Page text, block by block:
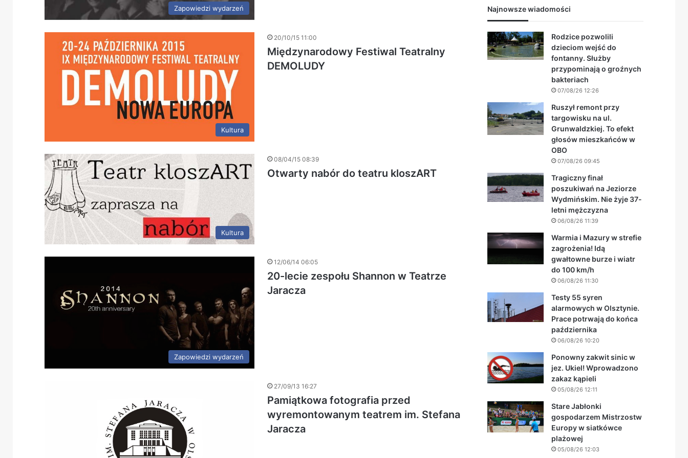
Zapowiedzi wydarzeń
Kultura
20/10/15 11:00
Międzynarodowy Festiwal Teatralny
DEMOLUDY
Kultura
08/04/15 08:39
Otwarty nabór do teatru kloszART
Zapowiedzi wydarzeń
12/06/14 06:05
20-lecie zespołu Shannon w Teatrze
Jaracza
27/09/13 16:27
Pamiątkowa fotografia przed
wyremontowanym teatrem im. Stefana
Jaracza
Najnowsze wiadomości
Rodzice pozwolili
dzieciom wejść do
fontanny. Służby
przypominają o groźnych
bakteriach
07/08/26 12:26
Ruszył remont przy
targowisku na ul.
Grunwaldzkiej. To efekt
głosów mieszkańców w
OBO
07/08/26 09:45
Tragiczny finał
poszukiwań na Jeziorze
Wydmińskim. Nie żyje 37-
letni mężczyzna
06/08/26 11:39
Warmia i Mazury w strefie
zagrożenia! Idą
gwałtowne burze i wiatr
do 100 km/h
06/08/26 11:30
Testy 55 syren
alarmowych w Olsztynie.
Prace potrwają do końca
października
06/08/26 10:20
Ponowny zakwit sinic w
jez. Ukiel! Wprowadzono
zakaz kąpieli
05/08/26 12:11
Stare Jabłonki
gospodarzem Mistrzostw
Europy w siatkówce
plażowej
05/08/26 12:03